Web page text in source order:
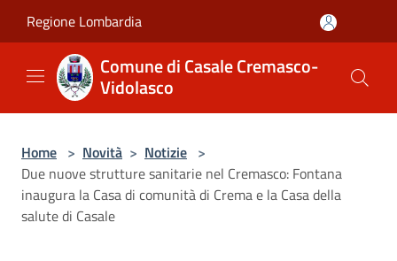
Regione Lombardia
Comune di Casale Cremasco-
Vidolasco
Home > Novità > Notizie >
Due nuove strutture sanitarie nel Cremasco: Fontana
inaugura la Casa di comunità di Crema e la Casa della
salute di Casale